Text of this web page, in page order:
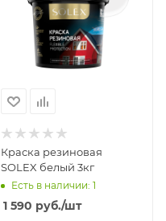
Краска резиновая
SOLEX белый 3кг
Есть в наличии: 1
1 590 руб./шт